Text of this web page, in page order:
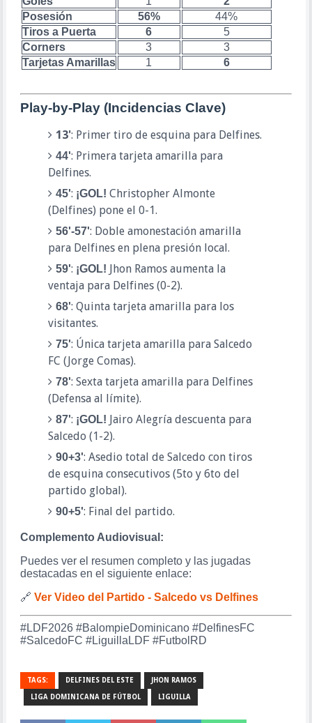
Posesión
56%
44%
Tiros a Puerta
6
5
Corners
3
3
Tarjetas Amarillas
1 6
Play-by-Play (Incidencias Clave)
13': Primer tiro de esquina para Delfines.
44': Primera tarjeta amarilla para
Delfines.
45': ¡GOL! Christopher Almonte
(Delfines) pone el 0-1.
56'-57': Doble amonestación amarilla
para Delfines en plena presión local.
59': ¡GOL! Jhon Ramos aumenta la
ventaja para Delfines (0-2).
68': Quinta tarjeta amarilla para los
visitantes.
75': Única tarjeta amarilla para Salcedo
FC (Jorge Comas).
78': Sexta tarjeta amarilla para Delfines
(Defensa al límite).
87': ¡GOL! Jairo Alegría descuenta para
Salcedo (1-2).
90+3': Asedio total de Salcedo con tiros
de esquina consecutivos (5to y 6to del
partido global).
90+5': Final del partido.
Complemento Audiovisual:
Puedes ver el resumen completo y las jugadas
destacadas en el siguiente enlace:
🔗 Ver Video del Partido - Salcedo vs Delfines
#LDF2026 #BalompieDominicano #DelfinesFC
#SalcedoFC #LiguillaLDF #FutbolRD
TAGS: DELFINES DEL ESTE JHON RAMOS
LIGA DOMINICANA DE FÚTBOL LIGUILLA